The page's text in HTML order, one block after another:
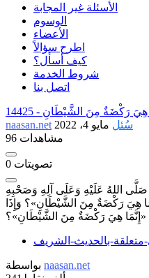
الأسئلة غير المجابة
الوسوم
الأعضاء
اطرح سؤالاً
كيف أسأل؟
شروط الخدمة
اتصل بنا
14425 - هِيَ رَكْضَةٌ مِنَ الشَّيْطَانِ
naasan.net
سُئل مايو 4، 2022
96 مشاهدات
0 تصويتات
اللهُ عَلَيْهِ وَعَلَى آلِهِ وَصَحْبِهِ
هِيَ رَكْضَةٌ مِنَ الشَّيْطَانِ»؟ وَإِذَا
«إِنَّمَا هِيَ رَكْضَةٌ مِنَ الشَّيْطَانِ»؟
متعلقة-بالحديث-الشريف
naasan.net